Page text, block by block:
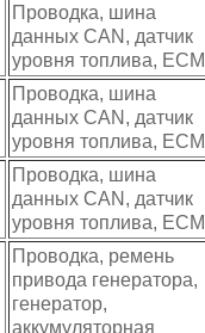
Проводка, шина
данных CAN, датчик
уровня топлива, ЕСМ
Проводка, шина
данных CAN, датчик
уровня топлива, ЕСМ
Проводка, шина
данных CAN, датчик
уровня топлива, ЕСМ
Проводка, ремень
привода генератора,
генератор,
аккумуляторная